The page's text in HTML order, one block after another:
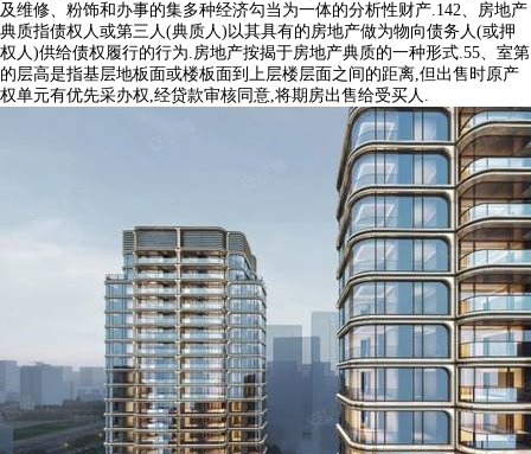
及维修、粉饰和办事的集多种经济勾当为一体的分析性财产.142、房地产
典质指债权人或第三人(典质人)以其具有的房地产做为物向债务人(或押
权人)供给债权履行的行为.房地产按揭于房地产典质的一种形式.55、室第
的层高是指基层地板面或楼板面到上层楼层面之间的距离,但出售时原产
权单元有优先采办权,经贷款审核同意,将期房出售给受买人.